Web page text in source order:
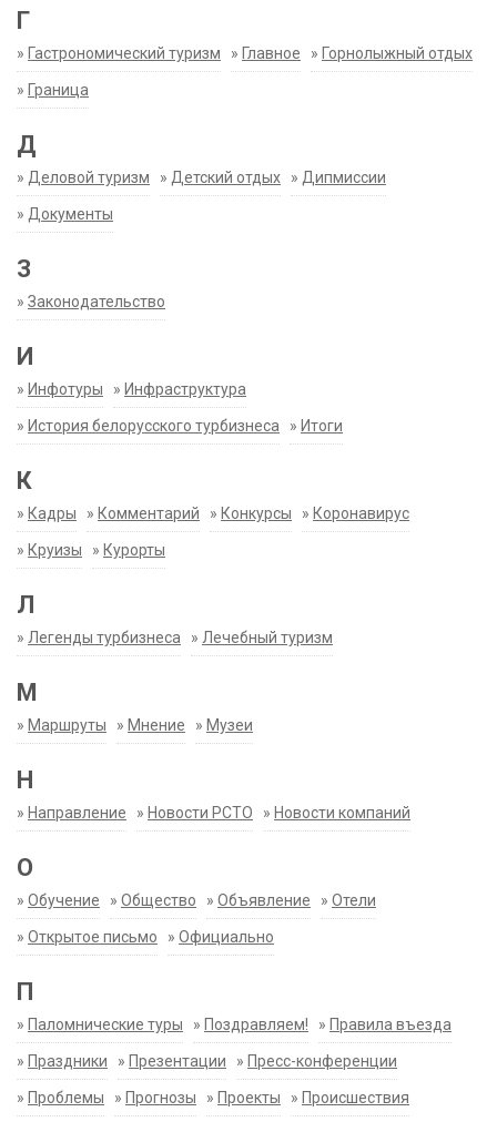
Г
» Гастрономический туризм » Главное » Горнолыжный отдых
» Граница
Д
» Деловой туризм » Детский отдых » Дипмиссии
» Документы
З
» Законодательство
И
» Инфотуры » Инфраструктура
» История белорусского турбизнеса » Итоги
К
» Кадры » Комментарий » Конкурсы » Коронавирус
» Круизы » Курорты
Л
» Легенды турбизнеса » Лечебный туризм
М
» Маршруты » Мнение » Музеи
Н
» Направление » Новости РСТО » Новости компаний
О
» Обучение » Общество » Объявление » Отели
» Открытое письмо » Официально
П
» Паломнические туры » Поздравляем! » Правила въезда
» Праздники » Презентации » Пресс-конференции
» Проблемы » Прогнозы » Проекты » Происшествия